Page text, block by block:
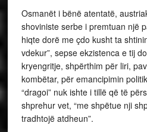
Osmanët i bënë atentatë,
shoviniste serbe i premtuan një
hiqte dorë me çdo kusht ta
vdekur”, sepse ekzistenca e tij
kryengritje, shpërthim për liri,
kombëtar, për emancipimin
“dragoi” nuk ishte i tillë që të
shprehur vet, “me shpëtue nji
tradhtojë atdheun”.